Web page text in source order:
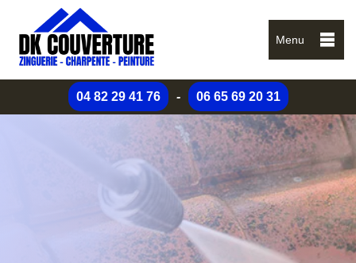
Menu
04 82 29 41 76 - 06 65 69 20 31